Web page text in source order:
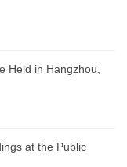
Held in Hangzhou,
at the Public